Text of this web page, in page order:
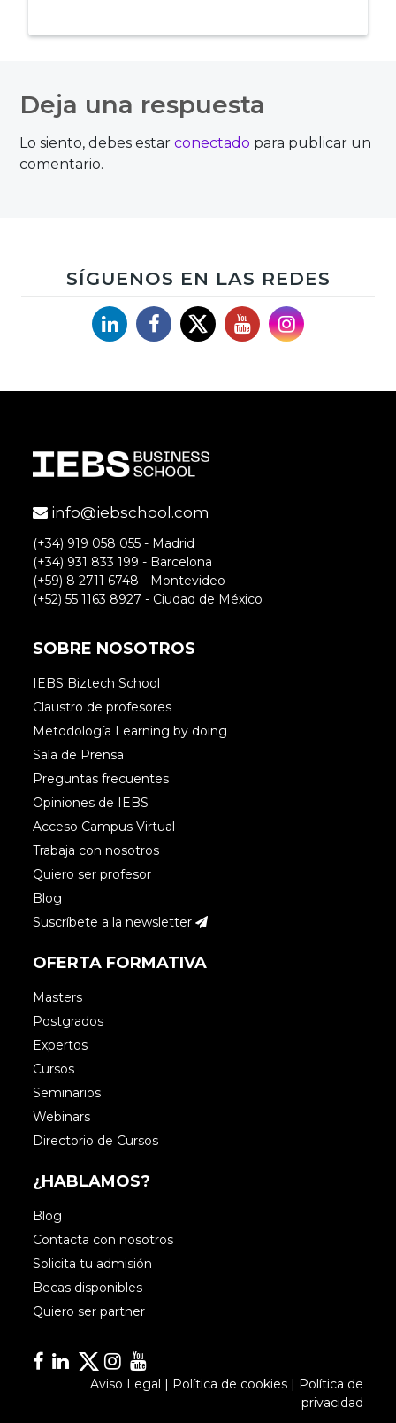
de
entradas
Deja una respuesta
Lo siento, debes estarconectado para publicar un
comentario.
SÍGUENOS EN LAS REDES
LinkedinFacebook
X YouTubeInstagram
info@iebschool.com
(+34) 919 058 055 - Madrid
(+34) 931 833 199 - Barcelona
(+59) 8 2711 6748 - Montevideo
(+52) 55 1163 8927 - Ciudad de México
SOBRE NOSOTROS
IEBS Biztech School
Claustro de profesores
Metodología Learning by doing
Sala de Prensa
Preguntas frecuentes
Opiniones de IEBS
Acceso Campus Virtual
Trabaja con nosotros
Quiero ser profesor
Blog
Suscríbete a la newsletter
OFERTA FORMATIVA
Masters
Postgrados
Expertos
Cursos
Seminarios
Webinars
Directorio de Cursos
¿HABLAMOS?
Blog
Contacta con nosotros
Solicita tu admisión
Becas disponibles
Quiero ser partner
Facebook
Linkedin
Linkedin
Instagram
Aviso Legal | Política de cookies| Política de
privacidad